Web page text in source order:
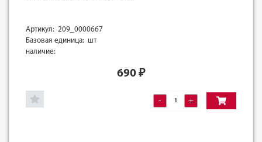
Артикул: 209_0000667
Базовая единица: шт
наличие:
690 ₽
- +